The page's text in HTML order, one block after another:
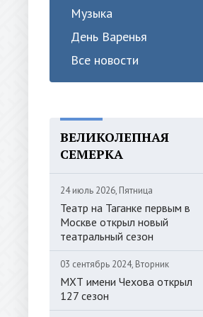
Музыка
День Варенья
Все новости
ВЕЛИКОЛЕПНАЯ
СЕМЕРКА
24 июль 2026, Пятница
Театр на Таганке первым в
Москве открыл новый
театральный сезон
03 сентябрь 2024, Вторник
МХТ имени Чехова открыл
127 сезон